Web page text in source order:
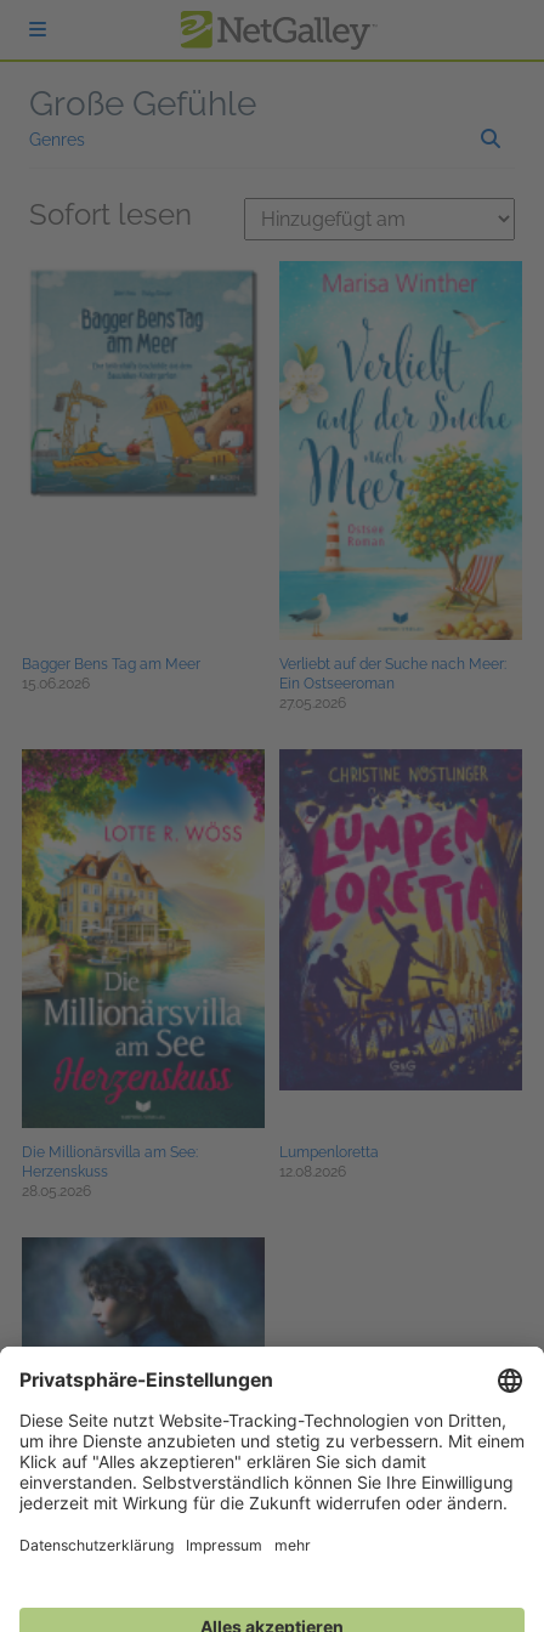
zum Hauptinhalt springen
Große Gefühle
Genres
Sofort lesen
Bagger Bens Tag am Meer
15.06.2026
Verliebt auf der Suche nach Meer:
Ein Ostseeroman
27.05.2026
Die Millionärsvilla am See:
Herzenskuss
28.05.2026
Lumpenloretta
12.08.2026